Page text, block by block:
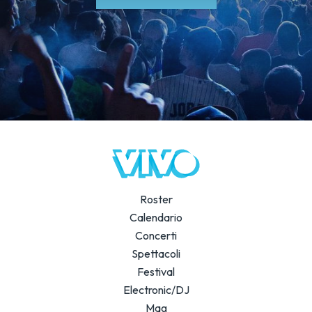
Roster
Calendario
Concerti
Spettacoli
Festival
Electronic/DJ
Mag